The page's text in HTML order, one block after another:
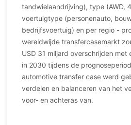
tandwielaandrijving), type (AWD,
voertuigtype (personenauto,
bedrijfsvoertuig) en per regio -
wereldwijde transfercasemarkt
USD 31 miljard overschrijden met
in 2030 tijdens de
automotive transfer case werd
verdelen en balanceren van het
voor- en achteras van.